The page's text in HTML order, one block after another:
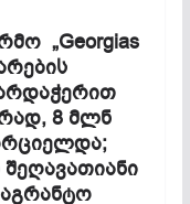
„Georgias
8 მლნ